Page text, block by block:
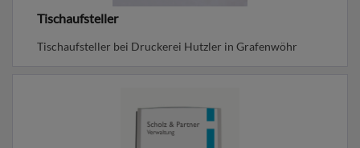
Tischaufsteller
Tischaufsteller bei Druckerei Hutzler in Grafenwöhr